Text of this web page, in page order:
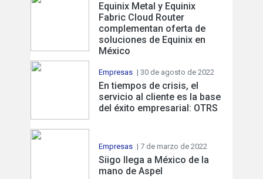
Equinix Metal y Equinix
Fabric Cloud Router
complementan oferta de
soluciones de Equinix en
México
Empresas | 30 de agosto de 2022
En tiempos de crisis, el
servicio al cliente es la base
del éxito empresarial: OTRS
Empresas | 7 de marzo de 2022
Siigo llega a México de la
mano de Aspel